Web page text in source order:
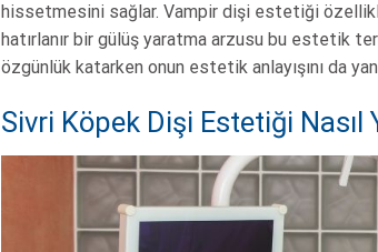
hissetmesini sağlar. Vampir dişi estetiği
hatırlanır bir gülüş yaratma arzusu bu estetik
özgünlük katarken onun estetik anlayışını da
Sivri Köpek Dişi Estetiği Nasıl